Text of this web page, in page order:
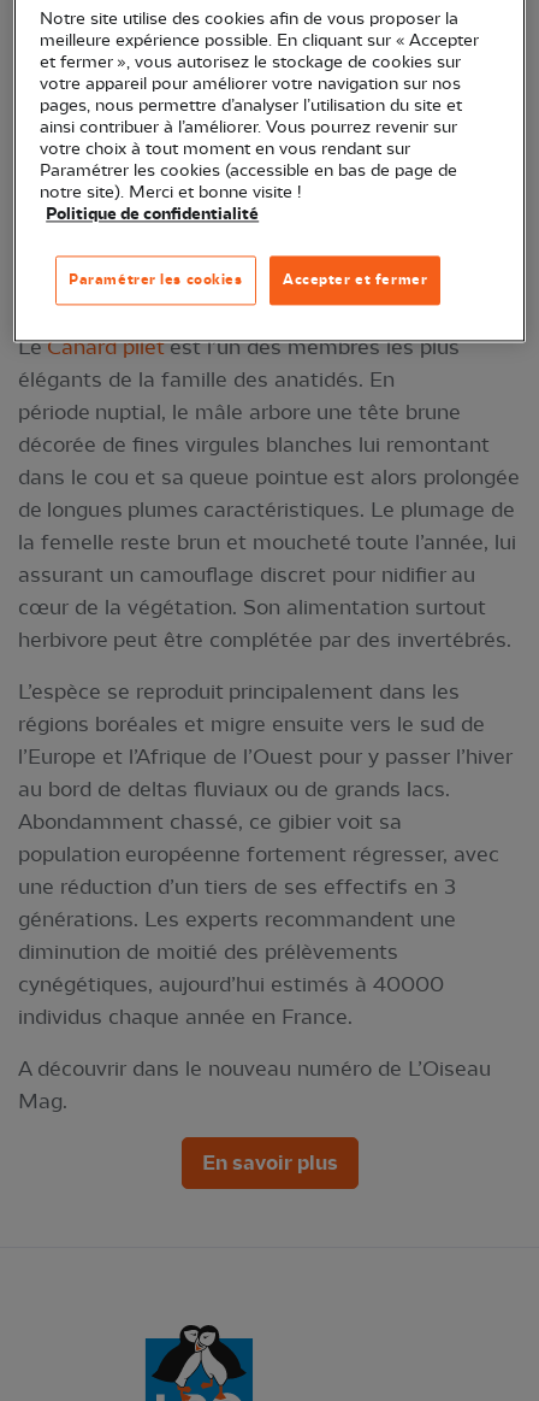
Canard pilet (Anas acuta) – Crédit photo : Jean-
Luc Pinaud
LeCanard piletest l’un des membres les plus
élégants de la famille des anatidés. En
période nuptial, le mâle arbore une tête brune
décorée de fines virgules blanches lui remontant
dans le cou et sa queue pointue est alors prolongée
de longues plumes caractéristiques. Le plumage de
la femelle reste brun et moucheté toute l’année, lui
assurant un camouflage discret pour nidifier au
cœur de la végétation. Son alimentation surtout
herbivore peut être complétée par des invertébrés.
L’espèce se reproduit principalement dans les
régions boréales et migre ensuite vers le sud de
l’Europe et l’Afrique de l’Ouest pour y passer l’hiver
au bord de deltas fluviaux ou de grands lacs.
Abondamment chassé, ce gibier voit sa
population européenne fortement régresser, avec
une réduction d’un tiers de ses effectifs en 3
générations. Les experts recommandent une
diminution de moitié des prélèvements
cynégétiques, aujourd’hui estimés à 40000
individus chaque année en France.
A découvrir dans le nouveau numéro de L’Oiseau
Mag.
En savoir plus
Notre site utilise des cookies afin de vous proposer la
meilleure expérience possible. En cliquant sur « Accepter
et fermer », vous autorisez le stockage de cookies sur
votre appareil pour améliorer votre navigation sur nos
pages, nous permettre d’analyser l’utilisation du site et
ainsi contribuer à l’améliorer. Vous pourrez revenir sur
votre choix à tout moment en vous rendant sur
Paramétrer les cookies (accessible en bas de page de
notre site). Merci et bonne visite !
Politique de confidentialité
Accepter et fermer
Paramétrer les cookies